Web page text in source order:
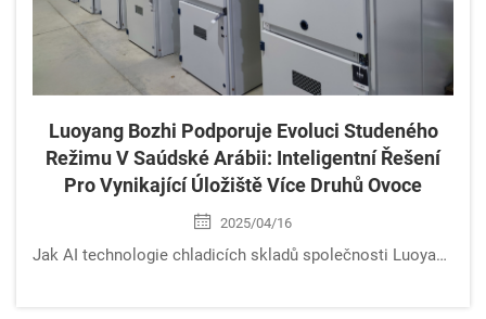
Luoyang Bozhi Podporuje Evoluci Studeného
Režimu V Saúdské Arábii: Inteligentní Řešení
Pro Vynikající Úložiště Více Druhů Ovoce
2025/04/16
Jak AI technologie chladicích skladů společnosti Luoyang Bozhi snížila ztráty o 42 % a zvýšila efektivitu v Saúdské Arábii. Objevte adaptivní zónování, inovaci digitálního dvojčete a udržitelný design. Podívejte se na reálné výsledky.